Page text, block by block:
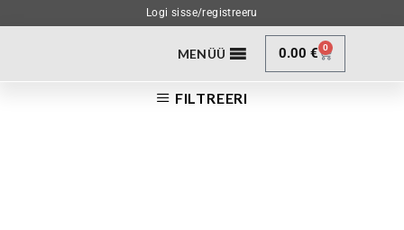
Logi sisse/registreeru
MENÜÜ 0.00€ 0
FILTREERI